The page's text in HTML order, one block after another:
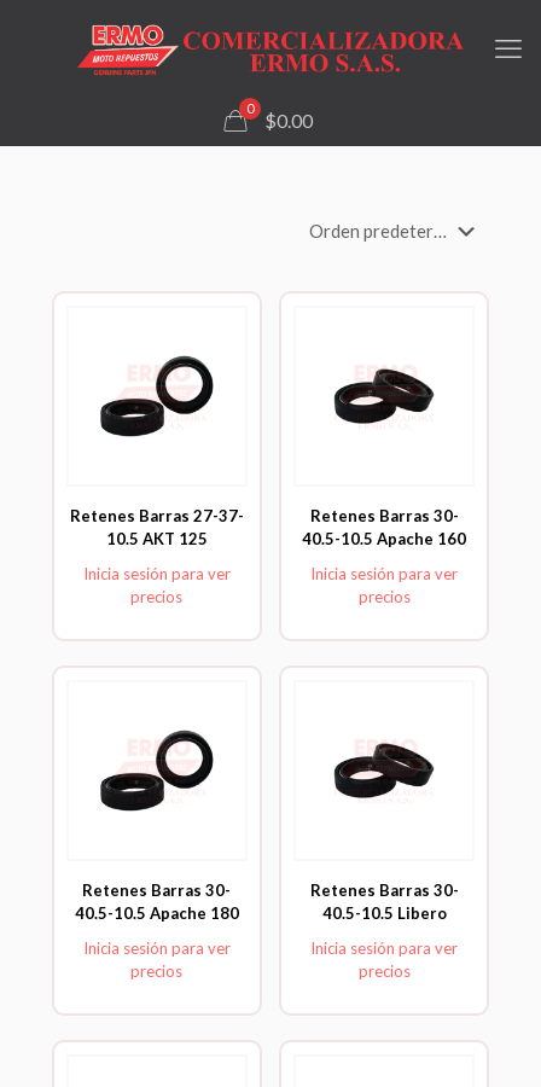
0
$0.00
Retenes Barras 27-37-
10.5 AKT 125
Inicia sesión para ver
precios
Retenes Barras 30-
40.5-10.5 Apache 160
Inicia sesión para ver
precios
Retenes Barras 30-
40.5-10.5 Apache 180
Inicia sesión para ver
precios
Retenes Barras 30-
40.5-10.5 Libero
Inicia sesión para ver
precios